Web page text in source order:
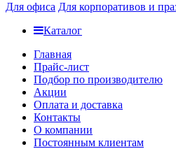
Для офиса Для корпоративов и
Каталог
Главная
Прайс-лист
Подбор по производителю
Акции
Оплата и доставка
Контакты
О компании
Постоянным клиентам